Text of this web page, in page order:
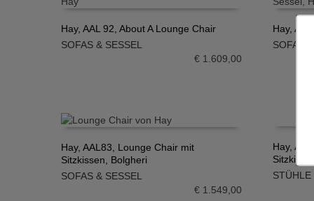
IN DEN WARENKORB
Hay, AAL 92, About A Lounge Chair
SOFAS & SESSEL
€1.609,00
IN DEN
Hay,
SOFAS
Hay, AAL83, Lounge Chair mit
Sitzkissen, Bolgheri
SOFAS & SESSEL
€1.549,00
IN
Hay,
STÜHLE